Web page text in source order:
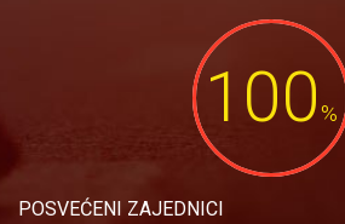
100%
POSVEĆENI ZAJEDNICI